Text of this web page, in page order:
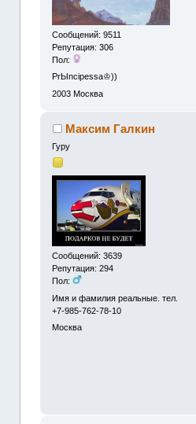
Сообщений: 9511
Репутация: 306
Пол:
PrЫncipessa♔))
2003 Москва
Максим Галкин
Гуру
Сообщений: 3639
Репутация: 294
Пол:
Имя и фамилия реальные. тел.
+7-985-762-78-10
Москва